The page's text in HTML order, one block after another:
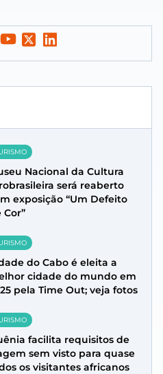
Nacional da Cultura
será reaberto
exposição “Um Defeito
Cor”
do Cabo é eleita a
cidade do mundo em
pela Time Out; veja fotos
facilita requisitos de
sem visto para quase
os visitantes africanos